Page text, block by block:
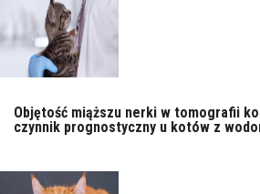
Objętość miąższu nerki w tomografii
czynnik prognostyczny u kotów z